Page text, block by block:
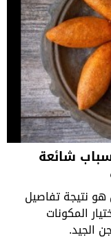
شائعة
هو نتيجة تفاصيل
المكونات
الجيد.